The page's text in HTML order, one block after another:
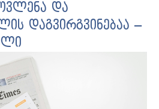
და
დაგვირგვინებაა –